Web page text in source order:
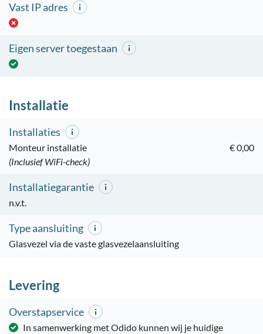
Vast IP adres
Eigen server toegestaan
Installatie
Installaties
Monteur installatie
€ 0,00
(Inclusief WiFi-check)
Installatiegarantie
n.v.t.
Type aansluiting
Glasvezel via de vaste glasvezelaansluiting
Levering
Overstapservice
In samenwerking met Odido kunnen wij je huidige